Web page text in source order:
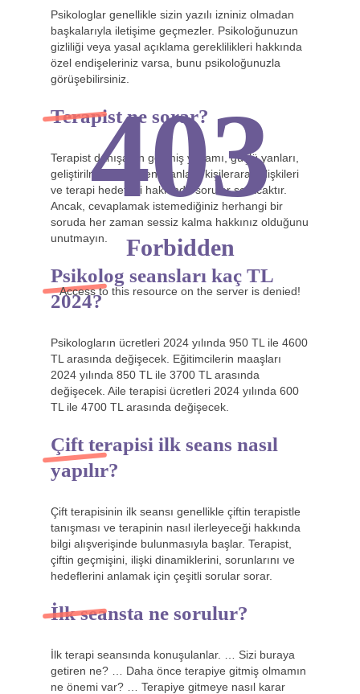
Psikologlar genellikle sizin yazılı izniniz olmadan
başkalarıyla iletişime geçmezler. Psikoloğunuzun
gizliliği veya yasal açıklama gereklilikleri hakkında
özel endişeleriniz varsa, bunu psikoloğunuzla
görüşebilirsiniz.
Terapist ne sorar?
Terapist danışanın geçmiş yaşamı, güçlü yanları,
geliştirilmesi gereken alanları, kişilerarası ilişkileri
ve terapi hedefleri hakkında sorular soracaktır.
Ancak, cevaplamak istemediğiniz herhangi bir
soruda her zaman sessiz kalma hakkınız olduğunu
unutmayın.
Psikolog seansları kaç TL
2024?
Psikologların ücretleri 2024 yılında 950 TL ile 4600
TL arasında değişecek. Eğitimcilerin maaşları
2024 yılında 850 TL ile 3700 TL arasında
değişecek. Aile terapisi ücretleri 2024 yılında 600
TL ile 4700 TL arasında değişecek.
Çift terapisi ilk seans nasıl
yapılır?
Çift terapisinin ilk seansı genellikle çiftin terapistle
tanışması ve terapinin nasıl ilerleyeceği hakkında
bilgi alışverişinde bulunmasıyla başlar. Terapist,
çiftin geçmişini, ilişki dinamiklerini, sorunlarını ve
hedeflerini anlamak için çeşitli sorular sorar.
İlk seansta ne sorulur?
İlk terapi seansında konuşulanlar. … Sizi buraya
getiren ne? … Daha önce terapiye gitmiş olmamın
ne önemi var? … Terapiye gitmeye nasıl karar
403
Forbidden
Access to this resource on the server is denied!